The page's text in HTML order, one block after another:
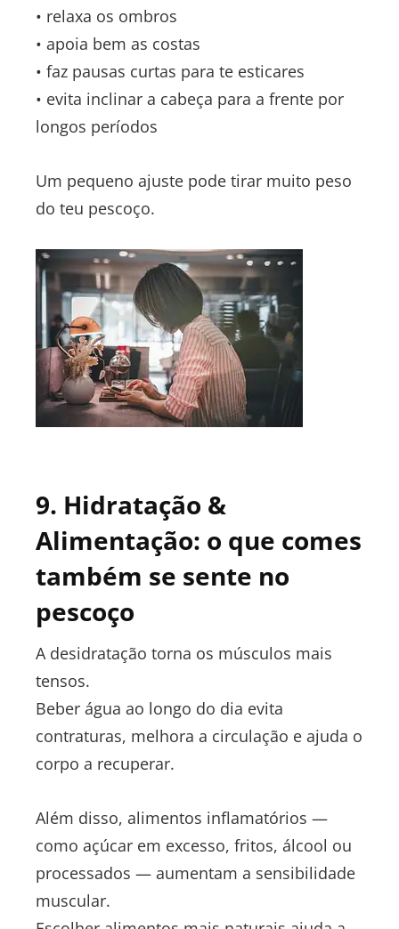
• relaxa os ombros
• apoia bem as costas
• faz pausas curtas para te esticares
• evita inclinar a cabeça para a frente por
longos períodos
Um pequeno ajuste pode tirar muito peso
do teu pescoço.
9. Hidratação &
Alimentação: o que comes
também se sente no
pescoço
A desidratação torna os músculos mais
tensos.
Beber água ao longo do dia evita
contraturas, melhora a circulação e ajuda o
corpo a recuperar.
Além disso, alimentos inflamatórios —
como açúcar em excesso, fritos, álcool ou
processados — aumentam a sensibilidade
muscular.